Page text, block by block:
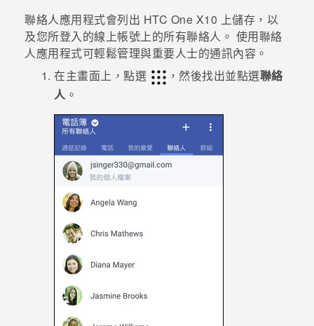
優惠專區
焦點訊息
校園專案
企業採購
銷售門市
銷售通路
支援服務
VIVELAND
聯絡人應用程式會列出 HTC One X10 上儲存，以
及您所登入的線上帳號上的所有聯絡人。 使用聯絡
人應用程式可輕鬆管理與重要人士的通訊內容。
在主畫面上，點選 ，然後找出並點選聯絡
人 。